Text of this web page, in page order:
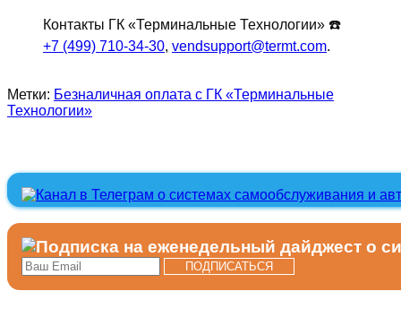
Контакты ГК «Терминальные Технологии» ☎️
+7 (499) 710-34-30, vendsupport@termt.com.
Метки: Безналичная оплата с ГК «Терминальные
Технологии»